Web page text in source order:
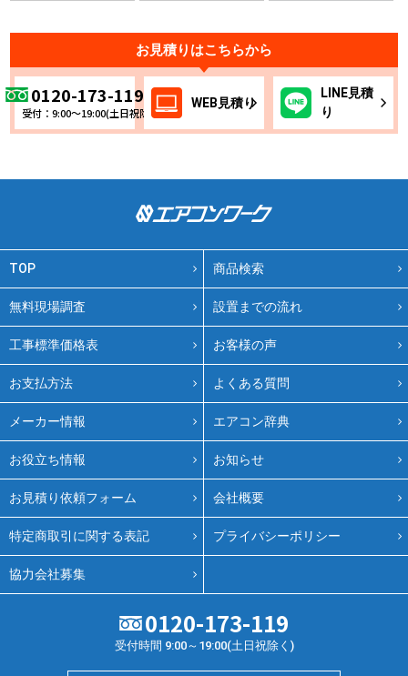
お見積りはこちらから
0120-173-119
受付：9:00～19:00(土日祝除く)
WEB 見積り
LINE見積
り
TOP 商品検索
無料現場調査 設置までの流れ
工事標準価格表 お客様の声
お支払方法 よくある質問
メーカー情報 エアコン辞典
お役立ち情報 お知らせ
お見積り依頼フォーム 会社概要
特定商取引に関する表記 プライバシーポリシー
協力会社募集
0120-173-119
受付時間 9:00～19:00(土日祝除く)